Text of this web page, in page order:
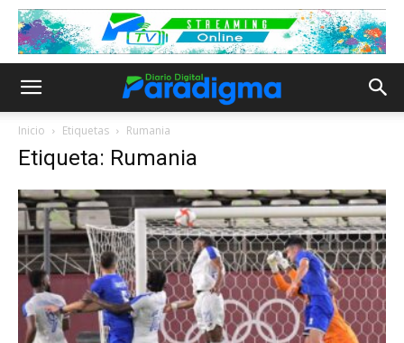
Inicio Etiquetas Rumania
Etiqueta: Rumania